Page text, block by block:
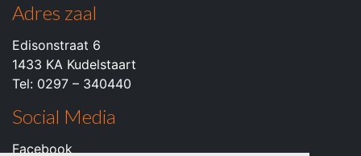
Adres zaal
Edisonstraat 6
1433 KA Kudelstaart
Tel: 0297 – 340440
Social Media
Facebook